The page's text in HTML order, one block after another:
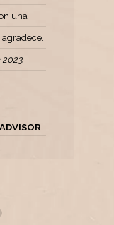
una
agradece.
2023